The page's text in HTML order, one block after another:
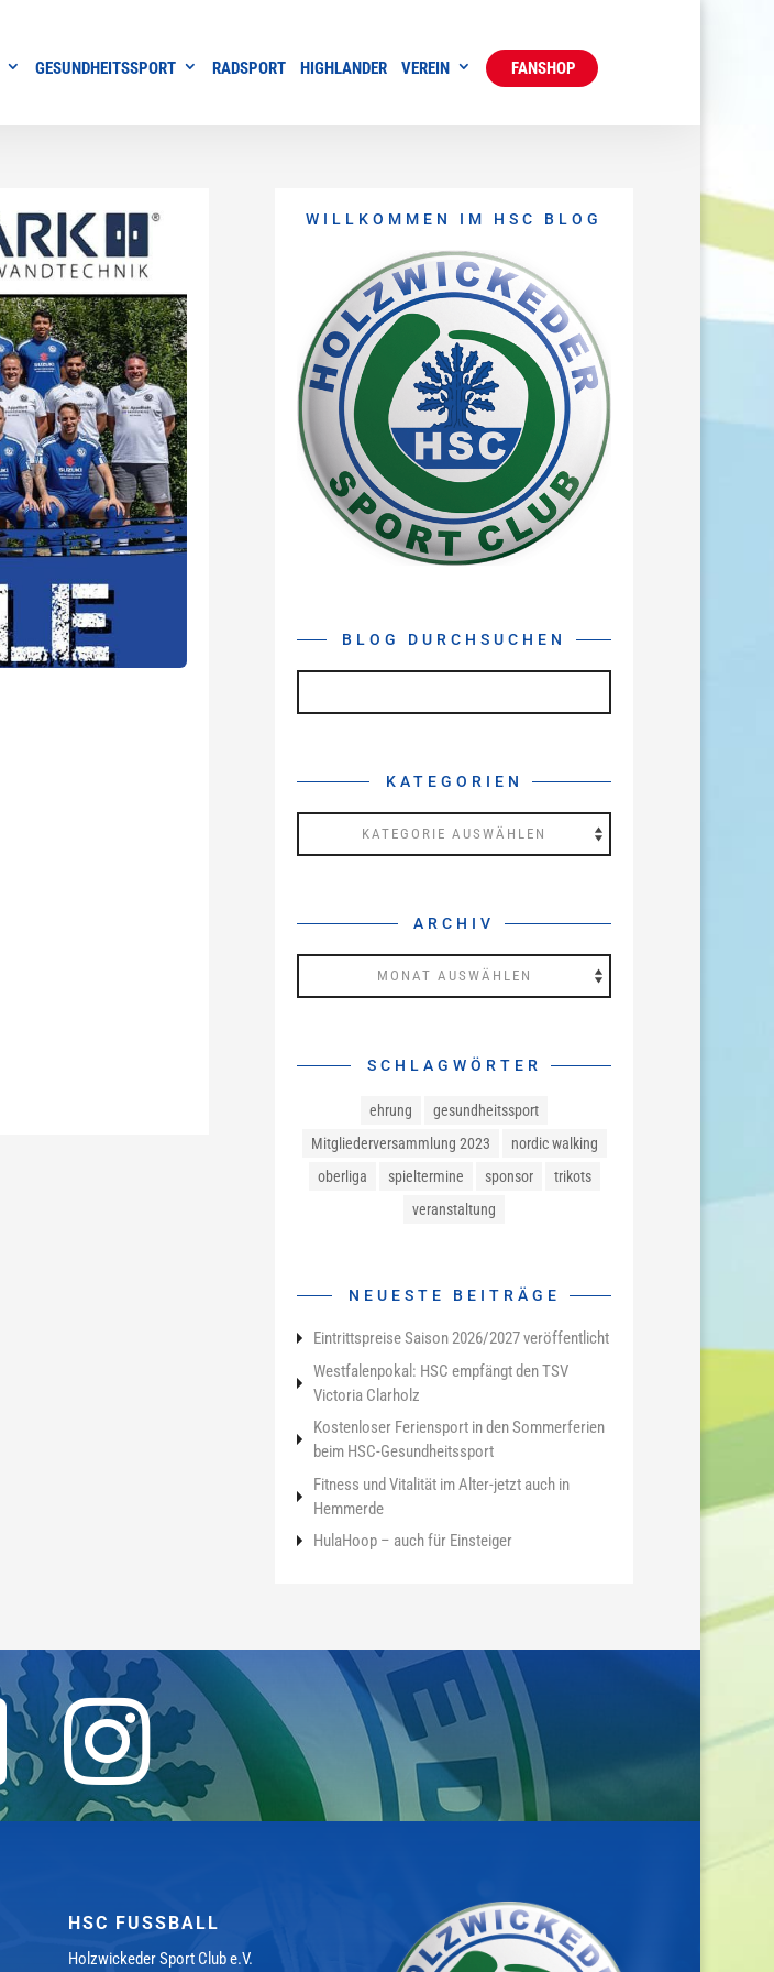
GESUNDHEITSSPORT RADSPORT HIGHLANDER VEREIN FANSHOP
WILLKOMMEN IM HSC BLOG
BLOG DURCHSUCHEN
KATEGORIEN
ARCHIV
SCHLAGWÖRTER
ehrung
gesundheitssport
Mitgliederversammlung 2023
nordic walking
oberliga
spieltermine sponsor
trikots
veranstaltung
NEUESTE BEITRÄGE
Eintrittspreise Saison 2026/2027 veröffentlicht
Westfalenpokal: HSC empfängt den TSV
Victoria Clarholz
Kostenloser Feriensport in den Sommerferien
beim HSC-Gesundheitssport
Fitness und Vitalität im Alter-jetzt auch in
Hemmerde
HulaHoop – auch für Einsteiger
HSC FUSSBALL
Holzwickeder Sport Club e.V.